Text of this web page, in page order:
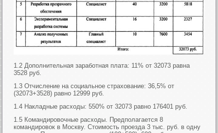
1.2 Дополнительная заработная плата: 11% от 32073 равна
3528 руб.
1.3 Отчисление на социальное страхование: 36,5% от
(32073+3528) равно 12999 руб.
1.4 Накладные расходы: 550% от 32073 равно 176401 руб.
1.5 Командировочные расходы. Предполагается 8
командировок в Москву. Стоимость проезда 3 тыс. руб. в одну